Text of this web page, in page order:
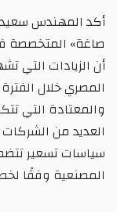
أكد المهندس سعيد
صاغة» المتخصصة
أن الزيادات التي
المصري خلال
والمعتادة التي
العديد من
سياسات تسعير
المصنعية وفقًا